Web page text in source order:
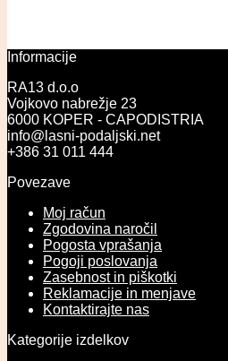
Informacije
RA13 d.o.o
Vojkovo nabrežje 23
6000 KOPER - CAPODISTRIA
info@lasni-podaljski.net
+386 31 011 444
Povezave
Moj račun
Zgodovina naročil
Pogosta vprašanja
Pogoji poslovanja
Zasebnost in piškotki
Reklamacije in menjave
Kontaktirajte nas
Kategorije izdelkov